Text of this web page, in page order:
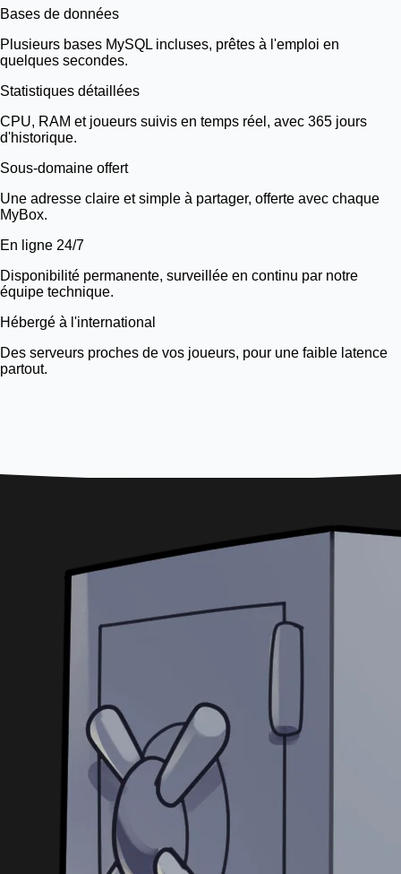
Bases de données
Plusieurs bases MySQL incluses, prêtes à l'emploi en
quelques secondes.
Statistiques détaillées
CPU, RAM et joueurs suivis en temps réel, avec 365 jours
d'historique.
Sous-domaine offert
Une adresse claire et simple à partager, offerte avec chaque
MyBox.
En ligne 24/7
Disponibilité permanente, surveillée en continu par notre
équipe technique.
Hébergé à l'international
Des serveurs proches de vos joueurs, pour une faible latence
partout.